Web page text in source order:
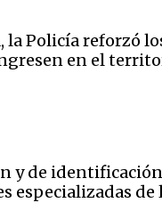
la Policía reforzó
en el
y de
especializadas de